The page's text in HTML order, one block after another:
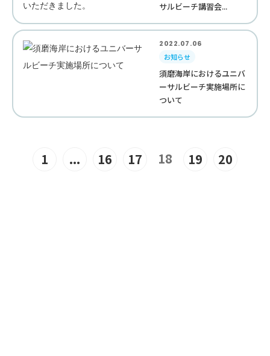
サルビーチ講習会...
2022.07.06
お知らせ
須磨海岸におけるユニバ
ーサルビーチ実施場所に
ついて
1 ... 16 17 18 19 20